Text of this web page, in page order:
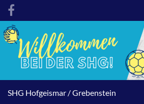
SHG Hofgeismar / Grebenstein